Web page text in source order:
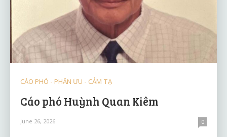
CÁO PHÓ - PHÂN ƯU - CẢM TẠ
Cáo phó Huỳnh Quan Kiêm
June 26, 2026 0